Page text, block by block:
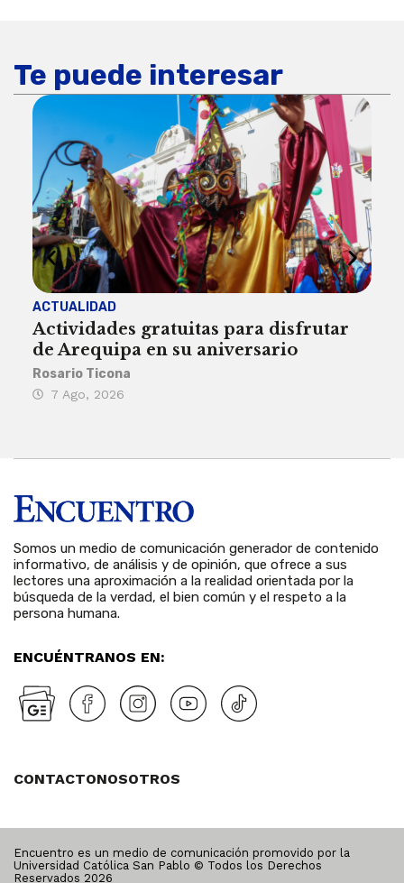
Te puede interesar
ACTUALIDAD
Actividades gratuitas para disfrutar
de Arequipa en su aniversario
Rosario Ticona
7 Ago, 2026
Somos un medio de comunicación generador de contenido
informativo, de análisis y de opinión, que ofrece a sus
lectores una aproximación a la realidad orientada por la
búsqueda de la verdad, el bien común y el respeto a la
persona humana.
ENCUÉNTRANOS EN:
CONTACTONOSOTROS
Encuentro es un medio de comunicación promovido por la
Universidad Católica San Pablo © Todos los Derechos
Reservados 2026